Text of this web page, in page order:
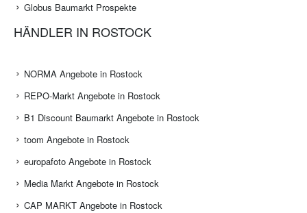
Globus Baumarkt Prospekte
HÄNDLER IN ROSTOCK
NORMA Angebote in Rostock
REPO-Markt Angebote in Rostock
B1 Discount Baumarkt Angebote in Rostock
toom Angebote in Rostock
europafoto Angebote in Rostock
Media Markt Angebote in Rostock
CAP MARKT Angebote in Rostock